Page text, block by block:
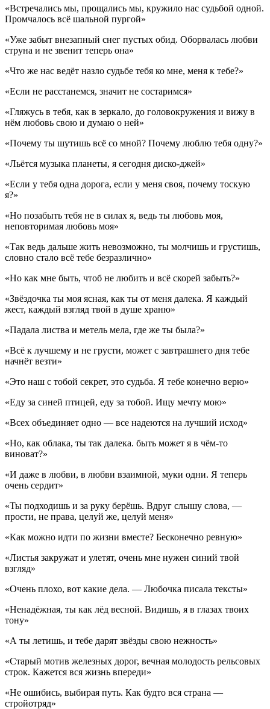
«Встречались мы, прощались мы, кружило нас судьбой одной.
Промчалось всё шальной пургой»
«Уже забыт внезапный снег пустых обид. Оборвалась любви
струна и не звенит теперь она»
«Что же нас ведёт назло судьбе тебя ко мне, меня к тебе?»
«Если не расстанемся, значит не состаримся»
«Гляжусь в тебя, как в зеркало, до головокружения и вижу в
нём любовь свою и думаю о ней»
«Почему ты шутишь всё со мной? Почему люблю тебя одну?»
«Льётся музыка планеты, я сегодня диско-джей»
«Если у тебя одна дорога, если у меня своя, почему тоскую
я?»
«Но позабыть тебя не в силах я, ведь ты любовь моя,
неповторимая любовь моя»
«Так ведь дальше жить невозможно, ты молчишь и грустишь,
словно стало всё тебе безразлично»
«Но как мне быть, чтоб не любить и всё скорей забыть?»
«Звёздочка ты моя ясная, как ты от меня далека. Я каждый
жест, каждый взгляд твой в душе храню»
«Падала листва и метель мела, где же ты была?»
«Всё к лучшему и не грусти, может с завтрашнего дня тебе
начнёт везти»
«Это наш с тобой секрет, это судьба. Я тебе конечно верю»
«Еду за синей птицей, еду за тобой. Ищу мечту мою»
«Всех объединяет одно — все надеются на лучший исход»
«Но, как облака, ты так далека. быть может я в чём-то
виноват?»
«И даже в любви, в любви взаимной, муки одни. Я теперь
очень сердит»
«Ты подходишь и за руку берёшь. Вдруг слышу слова, —
прости, не права, целуй же, целуй меня»
«Как можно идти по жизни вместе? Бесконечно ревную»
«Листья закружат и улетят, очень мне нужен синий твой
взгляд»
«Очень плохо, вот какие дела. — Любочка писала тексты»
«Ненадёжная, ты как лёд весной. Видишь, я в глазах твоих
тону»
«А ты летишь, и тебе дарят звёзды свою нежность»
«Старый мотив железных дорог, вечная молодость рельсовых
строк. Кажется вся жизнь впереди»
«Не ошибись, выбирая путь. Как будто вся страна —
стройотряд»